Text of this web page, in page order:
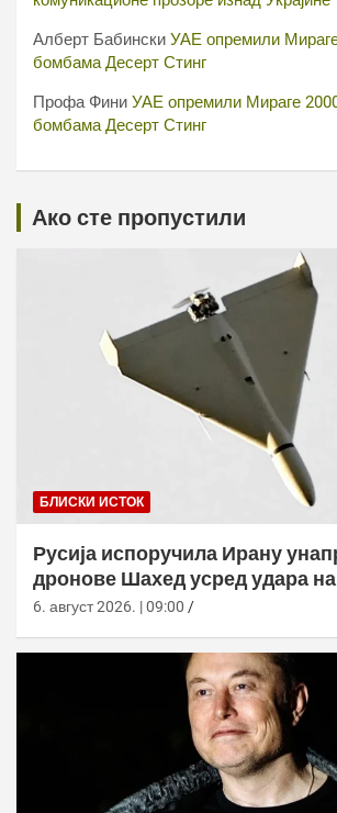
Алберт Бабински УАЕ опремили
бомбама Десерт Стинг
Профа Фини УАЕ опремили Мираге
бомбама Десерт Стинг
Ако сте пропустили
БЛИСКИ ИСТОК
Русија испоручила Ирану
дронове Шахед усред удара
базе
6. август 2026. | 09:00